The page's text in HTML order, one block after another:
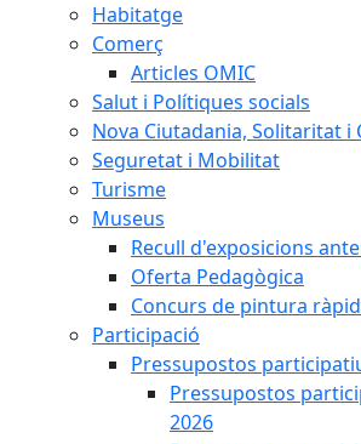
Habitatge
Comerç
Articles OMIC
Salut i Polítiques socials
Nova Ciutadania, Solitaritat i
Seguretat i Mobilitat
Turisme
Museus
Recull d'exposicions
Oferta Pedagògica
Concurs de pintura
Participació
Pressupostos
Pressupostos
2026